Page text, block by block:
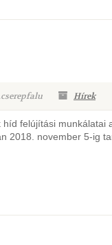
Hírek
híd felújítási
2018. november 5-ig